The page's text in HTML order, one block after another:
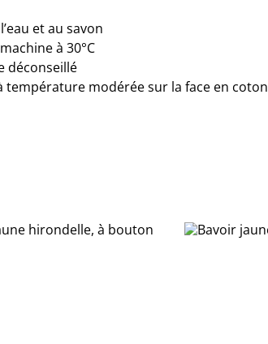
et au savon
à 30°C
déconseillé
température modérée sur la face en coton